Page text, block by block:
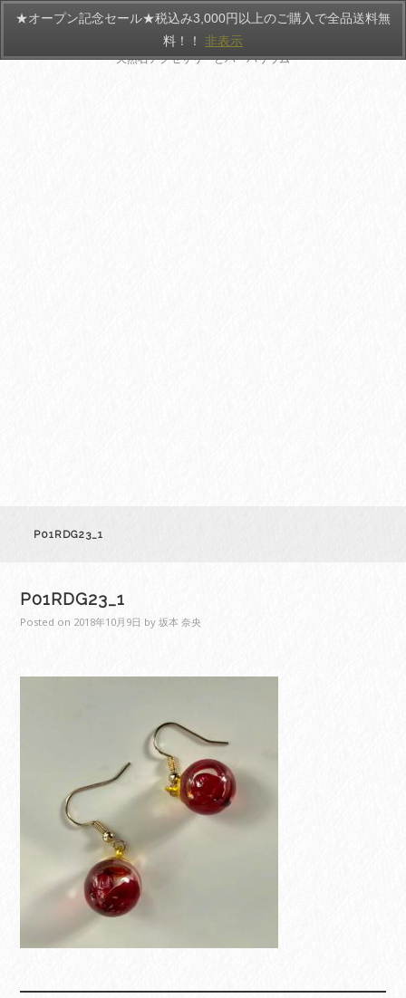
HANATEMARI
天然石アクセサリーとハーバリウム
P01RDG23_1
P01RDG23_1
Posted on 2018年10月9日 by坂本 奈央
★オープン記念セール★税込み3,000円以上のご購入で全品送料無
料！！ 非表示